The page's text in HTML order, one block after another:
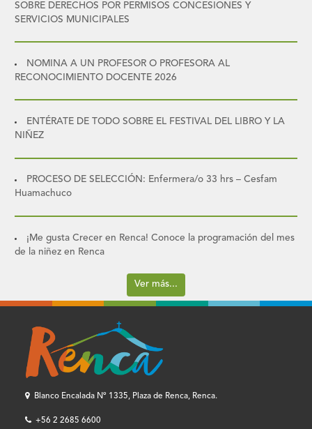
SOBRE DERECHOS POR PERMISOS CONCESIONES Y
SERVICIOS MUNICIPALES
NOMINA A UN PROFESOR O PROFESORA AL
RECONOCIMIENTO DOCENTE 2026
ENTÉRATE DE TODO SOBRE EL FESTIVAL DEL LIBRO Y LA
NIÑEZ
PROCESO DE SELECCIÓN: Enfermera/o 33 hrs – Cesfam
Huamachuco
¡Me gusta Crecer en Renca! Conoce la programación del mes
de la niñez en Renca
Ver más...
Blanco Encalada Nº 1335, Plaza de Renca, Renca.
+56 2 2685 6600